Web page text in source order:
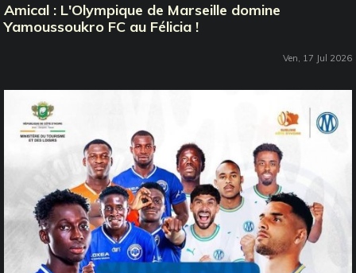
Amical : L'Olympique de Marseille domine
Yamoussoukro FC au Félicia !
Ven, 17 Jul 2026